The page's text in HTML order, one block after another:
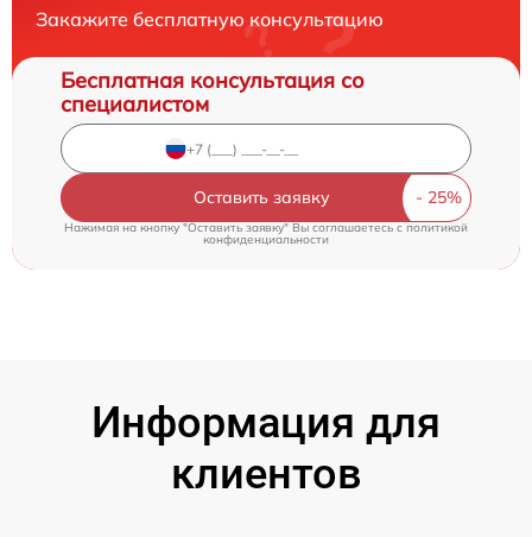
Закажите бесплатную консультацию
Бесплатная консультация со
специалистом
Оставить заявку
Нажимая на кнопку "Оставить заявку" Вы соглашаетесь cполитикой
конфиденциальности
Информация для
клиентов